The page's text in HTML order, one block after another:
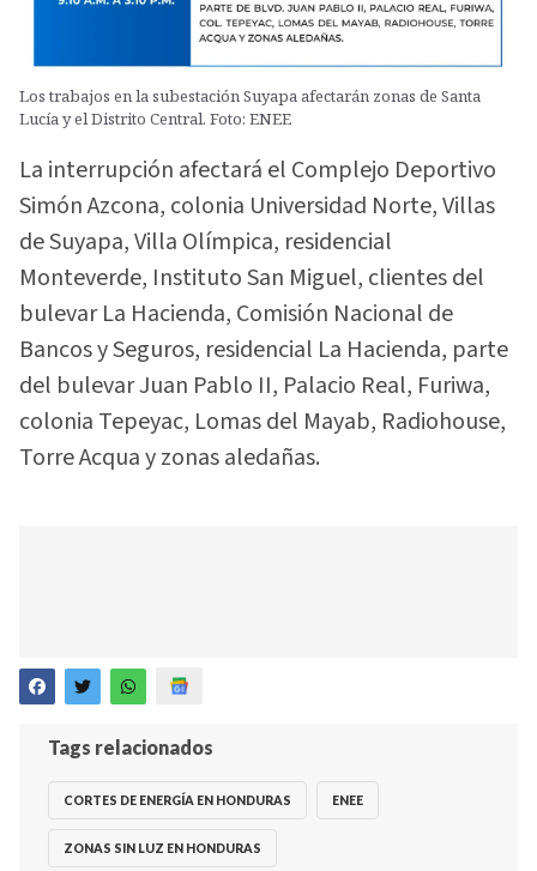
Los trabajos en la subestación Suyapa afectarán zonas de Santa
Lucía y el Distrito Central. Foto: ENEE
La interrupción afectará el Complejo Deportivo
Simón Azcona, colonia Universidad Norte, Villas
de Suyapa, Villa Olímpica, residencial
Monteverde, Instituto San Miguel, clientes del
bulevar La Hacienda, Comisión Nacional de
Bancos y Seguros, residencial La Hacienda, parte
del bulevar Juan Pablo II, Palacio Real, Furiwa,
colonia Tepeyac, Lomas del Mayab, Radiohouse,
Torre Acqua y zonas aledañas.
Tags relacionados
CORTES DE ENERGÍA EN HONDURAS ENEE
ZONAS SIN LUZ EN HONDURAS